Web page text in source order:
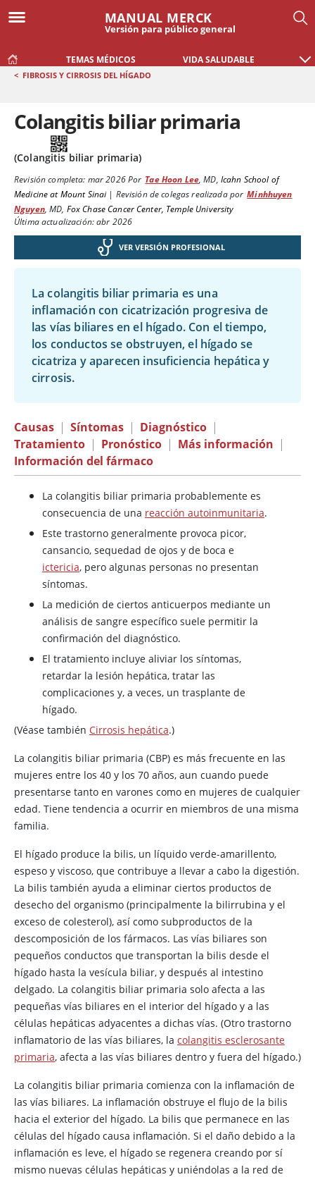
MANUAL MERCK
Versión para público general
TEMAS MÉDICOS VIDA SALUDABLE
< FIBROSIS Y CIRROSIS DEL HÍGADO
Colangitis biliar primaria
(Colangitis biliar primaria)
Revisión completa: mar 2026Por Tae Hoon Lee,MD, Icahn School of
Medicine at Mount Sinai| Revisión de colegas realizada por Minhhuyen
Nguyen,MD, Fox Chase Cancer Center, Temple University
Última actualización: abr 2026
VER VERSIÓN PROFESIONAL
La colangitis biliar primaria es una
inflamación con cicatrización progresiva de
las vías biliares en el hígado. Con el tiempo,
los conductos se obstruyen, el hígado se
cicatriza y aparecen insuficiencia hepática y
cirrosis.
Causas | Síntomas | Diagnóstico |
Tratamiento | Pronóstico | Más información |
Información del fármaco
La colangitis biliar primaria probablemente es
consecuencia de una reacción autoinmunitaria.
Este trastorno generalmente provoca picor,
cansancio, sequedad de ojos y de boca e
ictericia, pero algunas personas no presentan
síntomas.
La medición de ciertos anticuerpos mediante un
análisis de sangre específico suele permitir la
confirmación del diagnóstico.
El tratamiento incluye aliviar los síntomas,
retardar la lesión hepática, tratar las
complicaciones y, a veces, un trasplante de
hígado.
(Véase también Cirrosis hepática.)
La colangitis biliar primaria (CBP) es más frecuente en las
mujeres entre los 40 y los 70 años, aun cuando puede
presentarse tanto en varones como en mujeres de cualquier
edad. Tiene tendencia a ocurrir en miembros de una misma
familia.
El hígado produce la bilis, un líquido verde-amarillento,
espeso y viscoso, que contribuye a llevar a cabo la digestión.
La bilis también ayuda a eliminar ciertos productos de
desecho del organismo (principalmente la bilirrubina y el
exceso de colesterol), así como subproductos de la
descomposición de los fármacos. Las vías biliares son
pequeños conductos que transportan la bilis desde el
hígado hasta la vesícula biliar, y después al intestino
delgado. La colangitis biliar primaria solo afecta a las
pequeñas vías biliares en el interior del hígado y a las
células hepáticas adyacentes a dichas vías. (Otro trastorno
inflamatorio de las vías biliares, la colangitis esclerosante
primaria, afecta a las vías biliares dentro y fuera del hígado.)
La colangitis biliar primaria comienza con la inflamación de
las vías biliares. La inflamación obstruye el flujo de la bilis
hacia el exterior del hígado. La bilis que permanece en las
células del hígado causa inflamación. Si el daño debido a la
inflamación es leve, el hígado se regenera creando por sí
mismo nuevas células hepáticas y uniéndolas a la red de